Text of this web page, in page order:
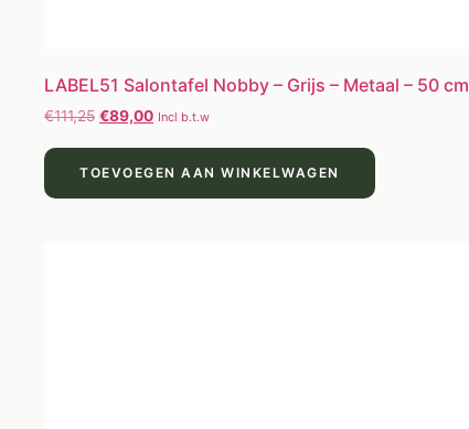
LABEL51 Salontafel Nobby – Grijs – Metaal – 50 cm
€111,25 €89,00 Incl b.t.w
TOEVOEGEN AAN WINKELWAGEN